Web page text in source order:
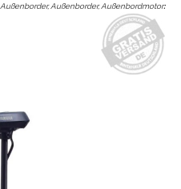
Außenborder, Außenborder, Außenbordmotor: